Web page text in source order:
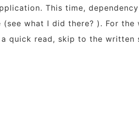
This time,
what I did there? ). For the
quick read, skip to the written